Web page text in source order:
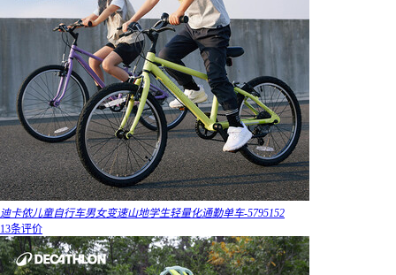
迪卡侬儿童自行车男女变速山地学生轻量化通勤单车-5795152
13条评价